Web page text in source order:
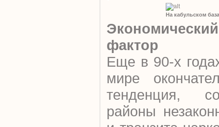
На кабульском
Экономический
фактор
Еще в 90-х
мире
тенденция,
районы